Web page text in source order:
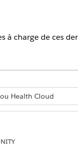
à charge de ces
Health Cloud
d'autorisations